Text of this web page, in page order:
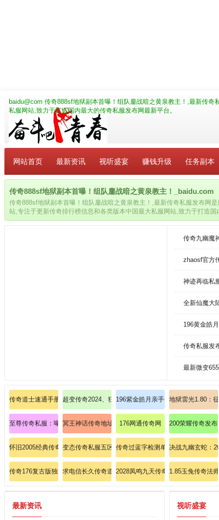
baidu@com 传奇888sf地狱副本首曝！组队鏖战暗之黄泉教主！,最新传
私服网站,致力于打造国内最大的传奇私服发布网最新平台。
网站首页 最新资讯 视听盛宴 赚钱升级 任务副本
传奇888sf地狱副本首曝！组队鏖战暗之黄泉教主！_baidu.com
传奇888sf地狱副本首曝！组队鏖战暗之黄泉教主！,最新传奇私服发布网
站,专注于更新传奇排行榜信息和各类版本中国最大私服网站,致力于打造
传奇九幽魔
zhaosf官方
神迹再临私
全新仙魔大
196黄金皓
传奇私服发
最新微变
传奇道士速通手册：如何七日速成英雄召唤月灵？
超变传奇2024、狂欢盛典爆率翻倍掉落开天斩魂刀999
196紫金皓月亲手帮朋友分别法师英
地狱雷光1.80：
至尊传奇私服：曝光私服爆率背后的惊人内幕！
冥王神话传奇地址一对一随你探索道士神圣战甲术
176网通传奇网 200荣耀传奇发
怀旧2005经典传奇零基础教程道士修炼灵魂火符！
变态传奇私服五区永恒：变态传奇的五区永恒服务器，
传奇过蓝字检测单纯提升法师护体神
决战九幽玄蛇：
传奇176复古版独家揭秘法师英雄冰咆哮终极奥义！
求电信长久传奇道士怎样巩固英雄圣言术
2028凤鸣九天传奇私服：凤凰涅槃
1.85玉兔传奇法
最新资讯 视听盛宴